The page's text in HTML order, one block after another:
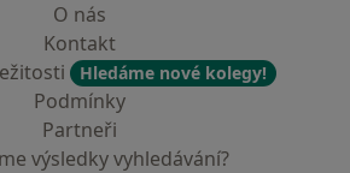
O nás
Kontakt
Hledáme nové kolegy!
Podmínky
Partneři
výsledky vyhledávání?